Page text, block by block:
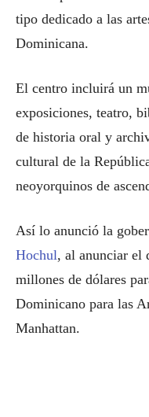
tipo dedicado a las
Dominicana.
El centro incluirá un
exposiciones, teatro,
de historia oral y
cultural de la
neoyorquinos de
Así lo anunció la
Hochul, al anunciar el
millones de dólares
Dominicano para las
Manhattan.